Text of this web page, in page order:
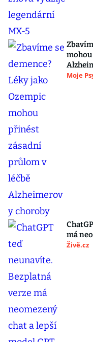
Moje
má
Živě.cz